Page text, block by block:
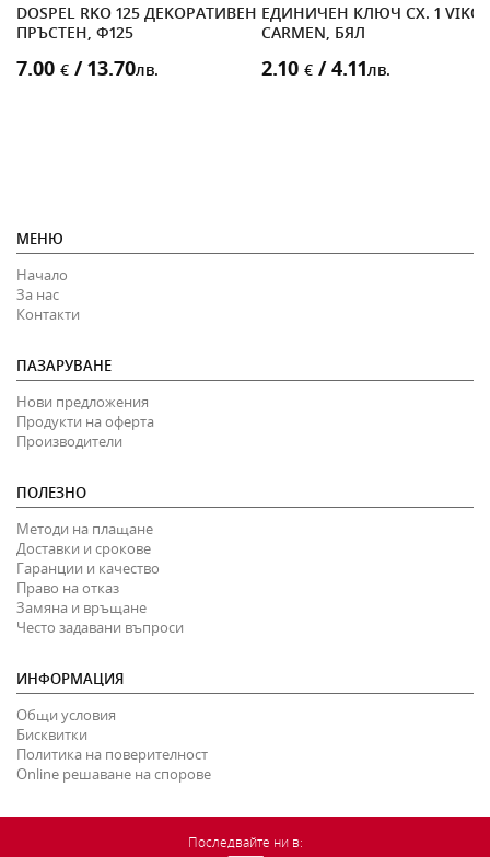
DOSPEL RKO 125 ДЕКОРАТИВЕН
ПРЪСТЕН, Ф125
7.00 € / 13.70лв.
ЕДИНИЧЕН КЛЮЧ СХ. 1 VIKO
CARMEN, БЯЛ
2.10 € / 4.11лв.
МЕНЮ
Начало
За нас
Контакти
ПАЗАРУВАНЕ
Нови предложения
Продукти на оферта
Производители
ПОЛЕЗНО
Методи на плащане
Доставки и срокове
Гаранции и качество
Право на отказ
Замяна и връщане
Често задавани въпроси
ИНФОРМАЦИЯ
Общи условия
Бисквитки
Политика на поверителност
Online решаване на спорове
Последвайте ни в: